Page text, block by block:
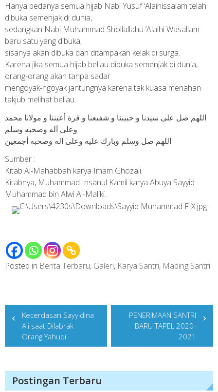
Hanya bedanya semua hijab Nabi Yusuf ‘Alaihissalam telah
dibuka semenjak di dunia,
sedangkan Nabi Muhammad Shollallahu ‘Alaihi Wasallam
baru satu yang dibuka,
sisanya akan dibuka dan ditampakan kelak di surga.
Karena jika semua hijab beliau dibuka semenjak di dunia,
orang-orang akan tanpa sadar
mengoyak-ngoyak jantungnya karena tak kuasa menahan
takjub melihat beliau.
اللهم صل على سيدنا و حبيبنا و شفيعنا و قرة أعيننا و مولانا محمد
وعلى آله وصحبه وسلم
Sumber :
Kitab Al-Mahabbah karya Imam Ghozali.
Kitabnya, Muhammad Insanul Kamil karya Abuya Sayyid
Muhammad bin Alwi Al-Maliki.
Posted in Berita Terbaru, Galeri, Karya Santri, Mading Santri
Post
navigation
Kecerdasan Sayyidina
Ali saat Dilabrak
Orang Yahudi
PENERIMAAN SANTRI
BARU TAPEL 2020-
2021
Postingan Terbaru